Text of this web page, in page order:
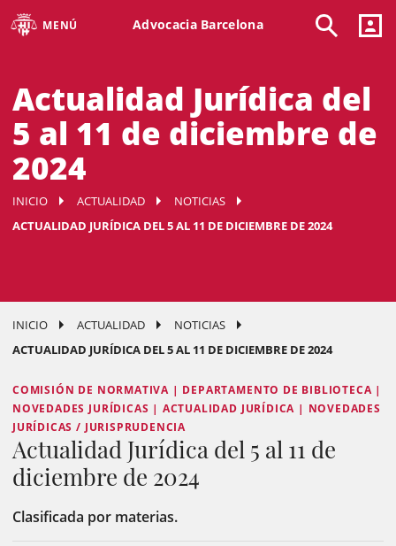
MENÚ Advocacia Barcelona
Actualidad Jurídica del
5 al 11 de diciembre de
2024
INICIO ACTUALIDAD
NOTICIAS
ACTUALIDAD JURÍDICA DEL 5 AL 11 DE DICIEMBRE DE 2024
INICIO ACTUALIDAD
NOTICIAS
ACTUALIDAD JURÍDICA DEL 5 AL 11 DE DICIEMBRE DE 2024
COMISIÓN DE NORMATIVA | DEPARTAMENTO DE BIBLIOTECA |
NOVEDADES JURÍDICAS | ACTUALIDAD JURÍDICA | NOVEDADES
JURÍDICAS / JURISPRUDENCIA
Actualidad Jurídica del 5 al 11 de
diciembre de 2024
Clasificada por materias.